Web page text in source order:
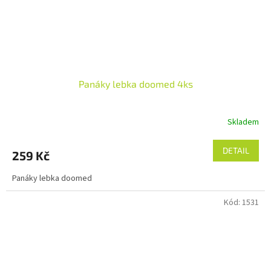
Panáky lebka doomed 4ks
Skladem
259 Kč DETAIL
Panáky lebka doomed
Kód: 1531